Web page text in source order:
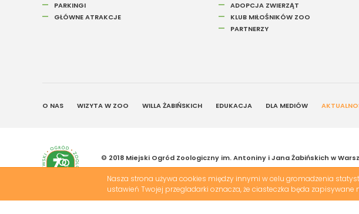
PARKINGI
GŁÓWNE ATRAKCJE
ADOPCJA ZWIERZĄT
KLUB MIŁOŚNIKÓW ZOO
PARTNERZY
O NAS WIZYTA W ZOO WILLA ŻABIŃSKICH EDUKACJA DLA MEDIÓW
© 2018 Miejski Ogród Zoologiczny im. Antoniny i Jana Żabińskich w
Projekt &cms:www.zstudio.pl
Nasza strona używa cookies między innymi w celu gromadzenia
ustawień Twojej przegladarki oznacza, że ciasteczka będa